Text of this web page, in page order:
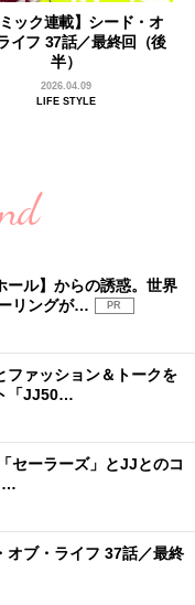
ミック連載】シード・オ
イフ 37話／最終回（後
半）
2026.04.09
LIFE STYLE
ール】からの誘惑。世界
リングが…
PR
ファッション＆トークを
「JJ50…
セーラーズ」とJJとのコ
…
オブ・ライフ 37話／最終